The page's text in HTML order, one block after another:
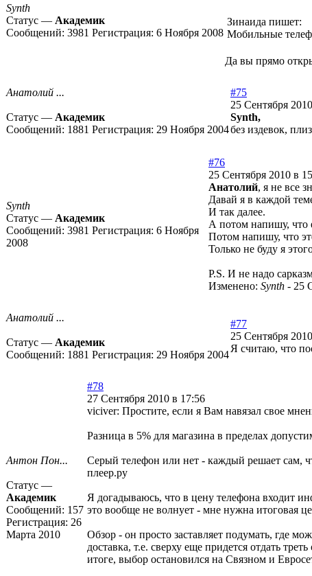
Synth
Статус — Академик
Сообщений: 3981 Регистрация: 6 Ноября 2008
Зинаида пишет:
Мобильные
Да вы прямо
Анатолий ...
Статус — Академик
Сообщений: 1881 Регистрация: 29 Ноября 2004
#75
25 Сентября
Synth,
без издевок,
Synth
Статус — Академик
Сообщений: 3981 Регистрация: 6 Ноября
2008
#76
25 Сентября 2010 в
Анатолий, я не все
Давай я в каждой
И так далее.
А потом напишу, что
Потом напишу, что
Только не буду я
P.S. И не надо
Изменено: Synth - 25
Анатолий ...
Статус — Академик
Сообщений: 1881 Регистрация: 29 Ноября 2004
#77
25 Сентября
Я считаю, что
Антон Пон...
Статус —
Академик
Сообщений: 157
Регистрация: 26
Марта 2010
#78
27 Сентября 2010 в 17:56
viciver: Простите, если я Вам навязал свое
Разница в 5% для магазина в пределах
Серый телефон или нет - каждый решает сам,
плеер.ру
Я догадываюсь, что в цену телефона входит
это вообще не волнует - мне нужна итоговая
Обзор - он просто заставляет подумать, где
доставка, т.е. сверху еще придется отдать
итоге, выбор остановился на Связном и